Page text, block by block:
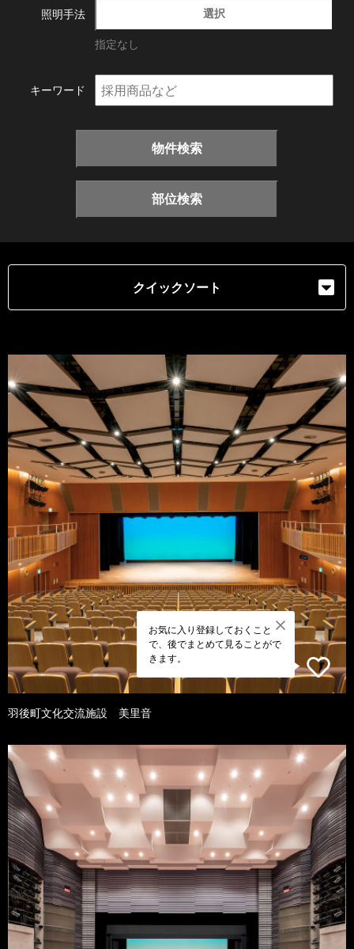
照明手法 選択
指定なし
キーワード
物件検索
部位検索
クイックソート
お気に入り登録しておくこと
で、後でまとめて見ることがで
きます。
羽後町文化交流施設 美里音